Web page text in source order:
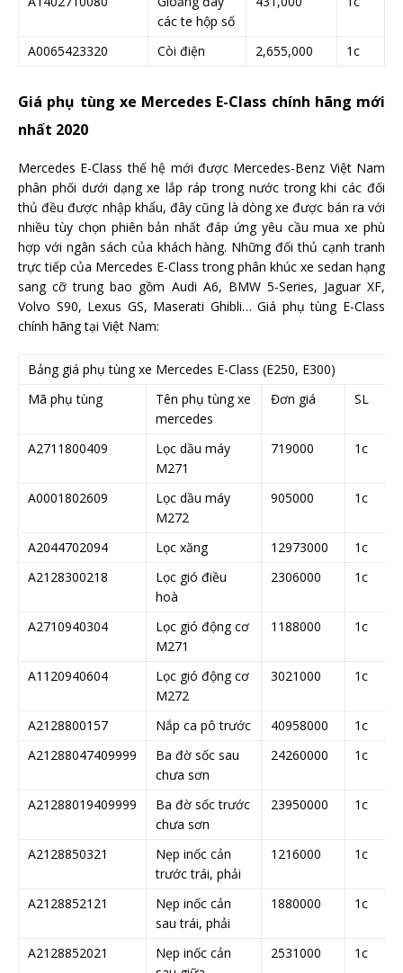
các te hộp số
A0065423320 Còi điện 2,655,000 1c
Giá phụ tùng xe Mercedes E-Class chính hãng mới
nhất 2020
Mercedes E-Class thế hệ mới được Mercedes-Benz Việt Nam
phân phối dưới dạng xe lắp ráp trong nước trong khi các đối
thủ đều được nhập khẩu, đây cũng là dòng xe được bán ra với
nhiều tùy chọn phiên bản nhất đáp ứng yêu cầu mua xe phù
hợp với ngân sách của khách hàng. Những đối thủ cạnh tranh
trực tiếp của Mercedes E-Class trong phân khúc xe sedan hạng
sang cỡ trung bao gồm Audi A6, BMW 5-Series, Jaguar XF,
Volvo S90, Lexus GS, Maserati Ghibli… Giá phụ tùng E-Class
chính hãng tại Việt Nam:
Bảng giá phụ tùng xe Mercedes E-Class (E250, E300)
Mã phụ tùng
Tên phụ tùng xe
mercedes
Đơn giá SL
A2711800409
Lọc dầu máy
M271
719000 1c
A0001802609
Lọc dầu máy
M272
905000 1c
A2044702094 Lọc xăng 12973000
1c
A2128300218
Lọc gió điều
hoà
2306000 1c
A2710940304
Lọc gió động cơ
M271
1188000 1c
A1120940604
Lọc gió động cơ
M272
3021000 1c
A2128800157 Nắp ca pô trước 40958000
1c
A21288047409999
Ba đờ sốc sau
chưa sơn
24260000 1c
A21288019409999
Ba đờ sốc trước
chưa sơn
23950000 1c
A2128850321
Nẹp inốc cản
trước trái, phải
1216000 1c
A2128852121
Nẹp inốc cản
sau trái, phải
1880000 1c
A2128852021
Nẹp inốc cản
2531000 1c